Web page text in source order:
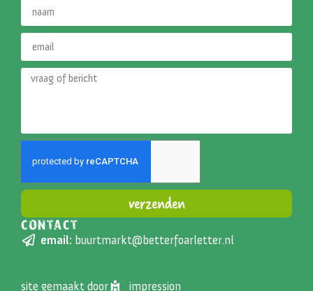
verzenden
Alternative:
CONTACT
email: buurtmarkt@betterfoarletter.nl
site gemaakt door impression